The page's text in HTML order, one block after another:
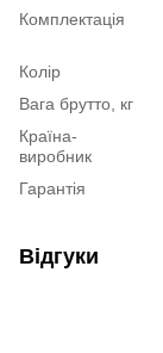
Комплектація
Колір
Вага брутто, кг
Країна-
виробник
Гарантія
Відгуки